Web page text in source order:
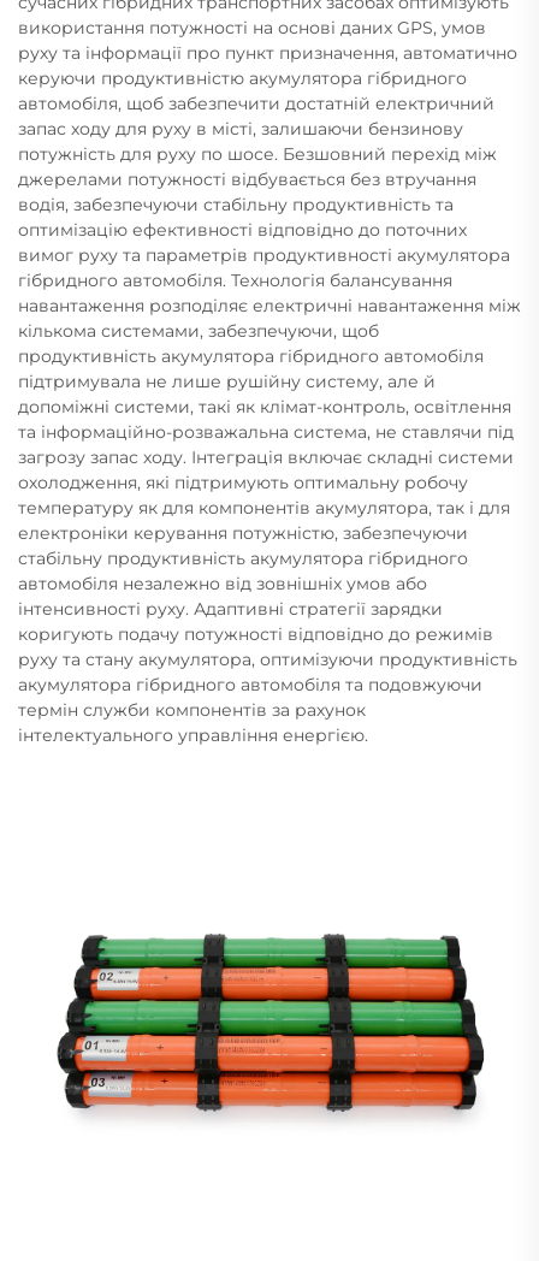
використання потужності на основі даних GPS, умов
руху та інформації про пункт призначення, автоматично
керуючи продуктивністю акумулятора гібридного
автомобіля, щоб забезпечити достатній електричний
запас ходу для руху в місті, залишаючи бензинову
потужність для руху по шосе. Безшовний перехід між
джерелами потужності відбувається без втручання
водія, забезпечуючи стабільну продуктивність та
оптимізацію ефективності відповідно до поточних
вимог руху та параметрів продуктивності акумулятора
гібридного автомобіля. Технологія балансування
навантаження розподіляє електричні навантаження між
кількома системами, забезпечуючи, щоб
продуктивність акумулятора гібридного автомобіля
підтримувала не лише рушійну систему, але й
допоміжні системи, такі як клімат-контроль, освітлення
та інформаційно-розважальна система, не ставлячи під
загрозу запас ходу. Інтеграція включає складні системи
охолодження, які підтримують оптимальну робочу
температуру як для компонентів акумулятора, так і для
електроніки керування потужністю, забезпечуючи
стабільну продуктивність акумулятора гібридного
автомобіля незалежно від зовнішніх умов або
інтенсивності руху. Адаптивні стратегії зарядки
коригують подачу потужності відповідно до режимів
руху та стану акумулятора, оптимізуючи продуктивність
акумулятора гібридного автомобіля та подовжуючи
термін служби компонентів за рахунок
інтелектуального управління енергією.